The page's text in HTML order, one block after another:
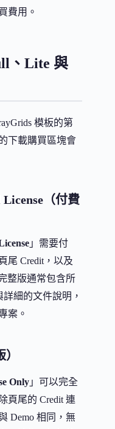
費用。
、Lite 與
模板的第
下載購買區塊會
（付費
」需要付
尾 Credit，以及
整版通常包含所
詳細的文件說明，
案。
Only 」可以完全
頁尾的 Credit 連
Demo 相同，無